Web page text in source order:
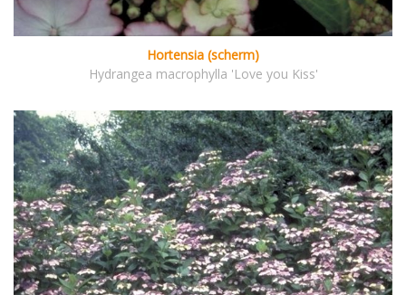
Hortensia (scherm)
Hydrangea macrophylla 'Love you Kiss'